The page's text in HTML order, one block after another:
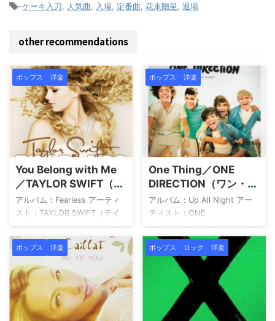
-ケーキ入刀, 人気曲, 入場, 定番曲, 花束贈呈, 退場
other recommendations
ポップス 洋楽
You Belong with Me
／TAYLOR SWIFT（テ
イラー・スウィフト）
アルバム：Fearless アーティ
スト：TAYLOR SWIFT（テイ
ラー・スウィフト）
1Fearless2Fifteen3Love
Story4Hey Stephen5White
Horse6You Belong With
Me7Breathe [feat. COLBIE
CAILLAT]8Tell Me
Why9You're Not Sorry10The
Way I Loved You11Forever &
ポップス 洋楽
One Thing／ONE
DIRECTION（ワン・ダ
イレクション）
アルバム：Up All Night アー
ティスト：ONE
DIRECTION（ワン・ダイレク
ション） アーティストについ
て ワン・ダイレクション
（One Direction）は、2010年
にイギリスの人気オーディシ
ョン番組「Xファクター」第7
シーズンで結成されたボー
イ・バンドです。ハリー・ス
ポップス 洋楽 ポップス ロック 洋楽